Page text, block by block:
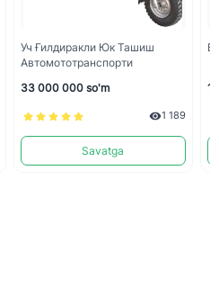
Уч Ғилдиракли Юк Ташиш
Автомототранспорти
33 000 000 so'm
1 189
Savatga
1